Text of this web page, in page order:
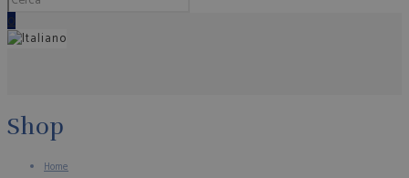
0
Shop
Home